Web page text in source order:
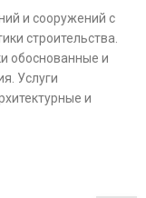
и сооружений с
строительства.
обоснованные и
Услуги
и
с учётом норм и